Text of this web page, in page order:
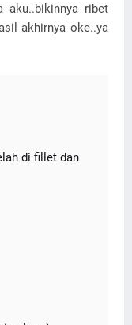
aku..bikinnya ribet
akhirnya oke..ya
di fillet dan